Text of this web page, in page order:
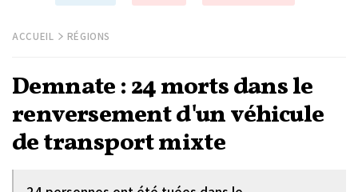
ACCUEIL RÉGIONS
Demnate : 24 morts dans le
renversement d'un véhicule
de transport mixte